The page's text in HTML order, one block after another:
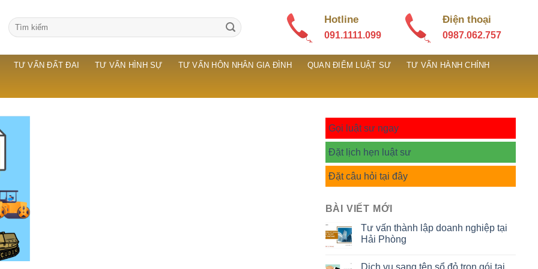
Hotline
091.1111.099
Điện thoại
0987.062.757
TƯ VẤN ĐẤT ĐAI TƯ VẤN HÌNH SỰ TƯ VẤN HÔN NHÂN GIA ĐÌNH QUAN ĐIỂM LUẬT SƯ TƯ VẤN HÀNH CHÍNH
Gọi luật sư ngay
Đặt lịch hẹn luật sư
Đặt câu hỏi tại đây
BÀI VIẾT MỚI
Tư vấn thành lập doanh nghiệp tại
Hải Phòng
Dịch vụ sang tên sổ đỏ trọn gói tại